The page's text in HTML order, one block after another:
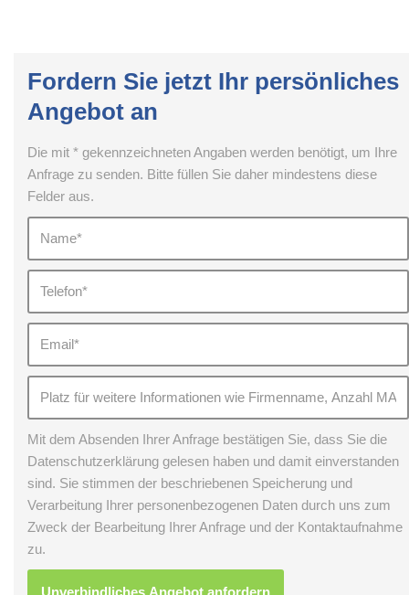
Fordern Sie jetzt Ihr persönliches
Angebot an
Die mit * gekennzeichneten Angaben werden benötigt, um Ihre
Anfrage zu senden. Bitte füllen Sie daher mindestens diese
Felder aus.
Mit dem Absenden Ihrer Anfrage bestätigen Sie, dass Sie die
Datenschutzerklärung gelesen haben und damit einverstanden
sind. Sie stimmen der beschriebenen Speicherung und
Verarbeitung Ihrer personenbezogenen Daten durch uns zum
Zweck der Bearbeitung Ihrer Anfrage und der Kontaktaufnahme
zu.